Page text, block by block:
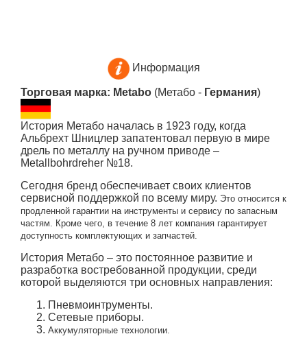
Информация
Торговая марка: Metabo (Метабо - Германия)
История Метабо началась в 1923 году, когда
Альбрехт Шницлер запатентовал первую в мире
дрель по металлу на ручном приводе –
Metallbohrdreher №18.
Сегодня бренд обеспечивает своих клиентов
сервисной поддержкой по всему миру. Это относится к
продленной гарантии на инструменты и сервису по запасным
частям. Кроме чего, в течение 8 лет компания гарантирует
доступность комплектующих и запчастей.
История Метабо – это постоянное развитие и
разработка востребованной продукции, среди
которой выделяются три основных направления:
Пневмоинтрументы.
Сетевые приборы.
Аккумуляторные технологии.